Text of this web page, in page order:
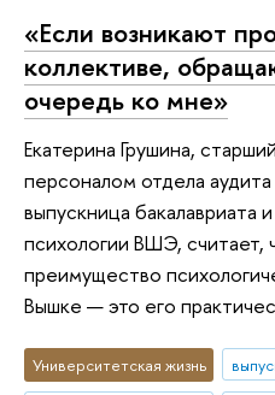
«Если возникают
коллективе,
очередь ко мне»
Екатерина Грушина,
персоналом отдела
выпускница бакалавриата
психологии ВШЭ, считает,
преимущество
Вышке — это его
Университетская жизнь